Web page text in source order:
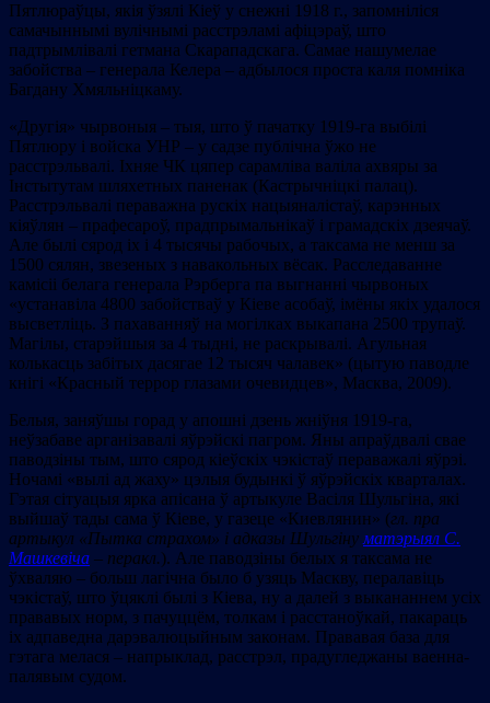
Пятлюраўцы, якія ўзялі Кіеў у снежні 1918 г., запомніліся
самачыннымі вулічнымі расстрэламі афіцэраў, што
падтрымлівалі гетмана Скарападскага. Самае нашумелае
забойства – генерала Келера – адбылося проста каля помніка
Багдану Хмяльніцкаму.
«Другія» чырвоныя – тыя, што ў пачатку 1919-га выбілі
Пятлюру і войска УНР – у садзе публічна ўжо не
расстрэльвалі. Іхняе ЧК цяпер сарамліва валіла ахвяры за
Інстытутам шляхетных паненак (Кастрычніцкі палац).
Расстрэльвалі пераважна рускіх нацыяналістаў, карэнных
кіяўлян – прафесароў, прадпрымальнікаў і грамадскіх дзеячаў.
Але былі сярод іх і 4 тысячы рабочых, а таксама не менш за
1500 сялян, звезеных з навакольных вёсак. Расследаванне
камісіі белага генерала Рэрберга па выгнанні чырвоных
«устанавіла 4800 забойстваў у Кіеве асобаў, імёны якіх удалося
высветліць. З пахаванняў на могілках выкапана 2500 трупаў.
Магілы, старэйшыя за 4 тыдні, не раскрывалі. Агульная
колькасць забітых дасягае 12 тысяч чалавек» (цытую паводле
кнігі «Красный террор глазами очевидцев», Масква, 2009).
Белыя, заняўшы горад у апошні дзень жніўня 1919-га,
неўзабаве арганізавалі яўрэйскі пагром. Яны апраўдвалі свае
паводзіны тым, што сярод кіеўскіх чэкістаў пераважалі яўрэі.
Ночамі «вылі ад жаху» цэлыя будынкі ў яўрэйскіх кварталах.
Гэтая сітуацыя ярка апісана ў артыкуле Васіля Шульгіна, які
выйшаў тады сама ў Кіеве, у газеце «Киевлянин» (гл. пра
артыкул «Пытка страхом» і адказы Шульгіну матэрыял С.
Машкевіча – перакл. ). Але паводзіны белых я таксама не
ўхваляю – больш лагічна было б узяць Маскву, пералавіць
чэкістаў, што ўцяклі былі з Кіева, ну а далей з выкананнем усіх
прававых норм, з пачуццём, толкам і расстаноўкай, пакараць
іх адпаведна дарэвалюцыйным законам. Прававая база для
гэтага мелася – напрыклад, расстрэл, прадугледжаны ваенна-
палявым судом.